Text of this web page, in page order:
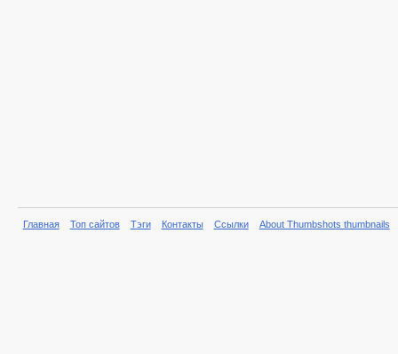
Главная Топ сайтов Тэги Контакты Ссылки About Thumbshots thumbnails